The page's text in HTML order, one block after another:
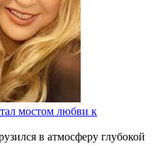
мостом любви к
в атмосферу глубокой